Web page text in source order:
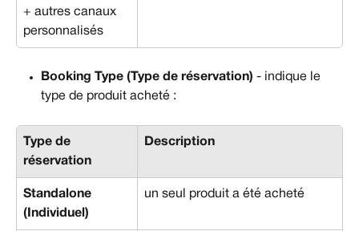
+ autres canaux
personnalisés
Booking Type (Type de réservation) - indique le
type de produit acheté :
Type de
réservation
Description
Standalone
(Individuel)
un seul produit a été acheté